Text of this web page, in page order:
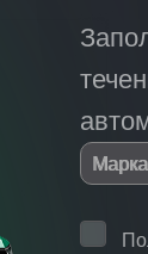
Марка